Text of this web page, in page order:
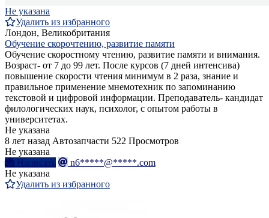
Не указана
Удалить из избранного
Лондон, Великобритания
Обучение скорочтению, развитие памяти
Обучение скоростному чтению, развитие памяти и внимания.
Возраст- от 7 до 99 лет. После курсов (7 дней интенсива)
повышение скорости чтения минимум в 2 раза, знание и
правильное применение мнемотехник по запоминанию
текстовой и цифровой информации. Преподаватель- кандидат
филологических наук, психолог, с опытом работы в
университетах.
Не указана
8 лет назад Автозапчасти 522 Просмотров
Не указана
Написать
n6*****@*****.com
Не указана
Удалить из избранного